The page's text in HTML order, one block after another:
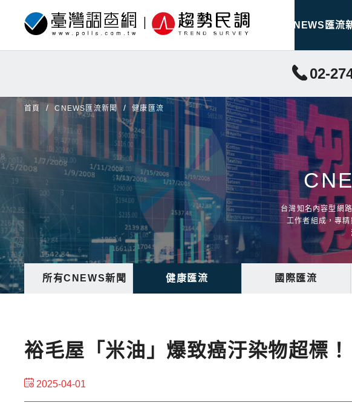
CNEWS匯流
02-
首頁 CNEWS匯流新聞 健康匯流
台灣知名內容型網
工作者組成，專
所有CNEWS新聞 健康匯流 國際匯流
裕毛屋「米油」爆致癌汙染物超標
2025-04-01